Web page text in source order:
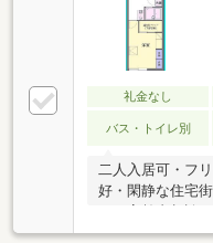
礼金なし
バス・トイレ別
二人入居可・フ
好・閑静な住宅